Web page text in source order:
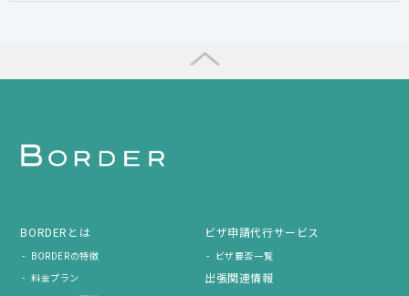
BORDERとは
BORDERの特徴
料金プラン
ビザ申請代行サービス
ビザ要否一覧
出張関連情報